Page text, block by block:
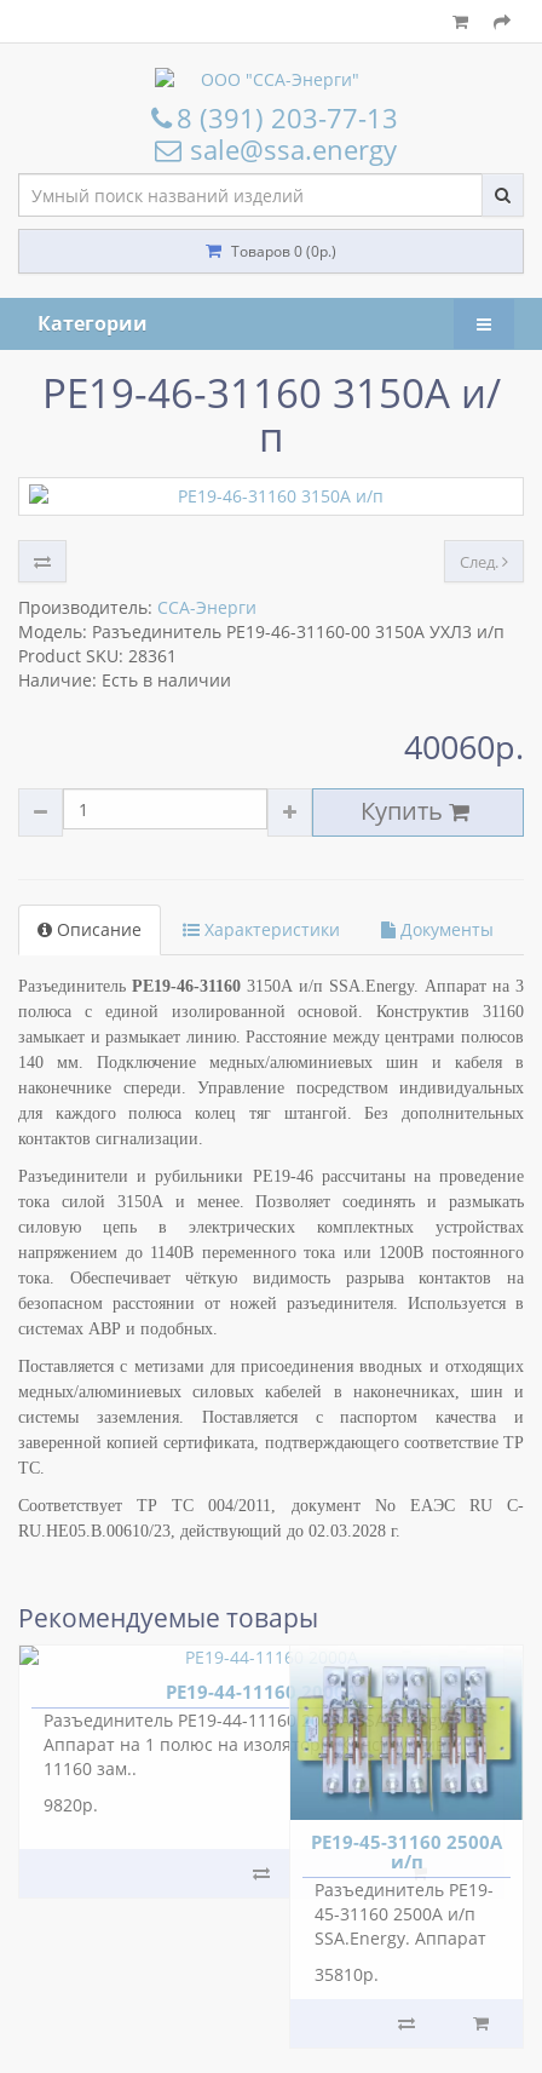
8 (391) 203-77-13
sale@ssa.energy
Товаров 0 (0р.)
Категории
РЕ19-46-31160 3150А и/
п
След.
Производитель: ССА-Энерги
Модель: Разъединитель РЕ19-46-31160-00 3150А УХЛ3 и/п
Product SKU: 28361
Наличие: Есть в наличии
40060р.
Купить
Описание Характеристики Документы
Разъединитель РЕ19-46-31160 3150А и/п SSA.Energy. Аппарат на 3
полюса с единой изолированной основой. Конструктив 31160
замыкает и размыкает линию. Расстояние между центрами полюсов
140 мм. Подключение медных/алюминиевых шин и кабеля в
наконечнике спереди. Управление посредством индивидуальных
для каждого полюса колец тяг штангой. Без дополнительных
контактов сигнализации.
Разъединители и рубильники РЕ19-46 рассчитаны на проведение
тока силой 3150А и менее. Позволяет соединять и размыкать
силовую цепь в электрических комплектных устройствах
напряжением до 1140В переменного тока или 1200В постоянного
тока. Обеспечивает чёткую видимость разрыва контактов на
безопасном расстоянии от ножей разъединителя. Используется в
системах АВР и подобных.
Поставляется с метизами для присоединения вводных и отходящих
медных/алюминиевых силовых кабелей в наконечниках, шин и
системы заземления. Поставляется с паспортом качества и
заверенной копией сертификата, подтверждающего соответствие ТР
ТС.
Соответствует ТР ТС 004/2011, документ No ЕАЭС RU C-
RU.НЕ05.B.00610/23, действующий до 02.03.2028 г.
Рекомендуемые товары
РЕ19-44-11160 2000А
Разъединитель РЕ19-44-11160 2000А SSA.Energy.
Аппарат на 1 полюс на изоляторе. Конструктив
11160 зам..
9820р.
РЕ19-45-31160 2500А
и/п
Разъединитель РЕ19-
45-31160 2500А и/п
SSA.Energy. Аппарат
изолированной
35810р.